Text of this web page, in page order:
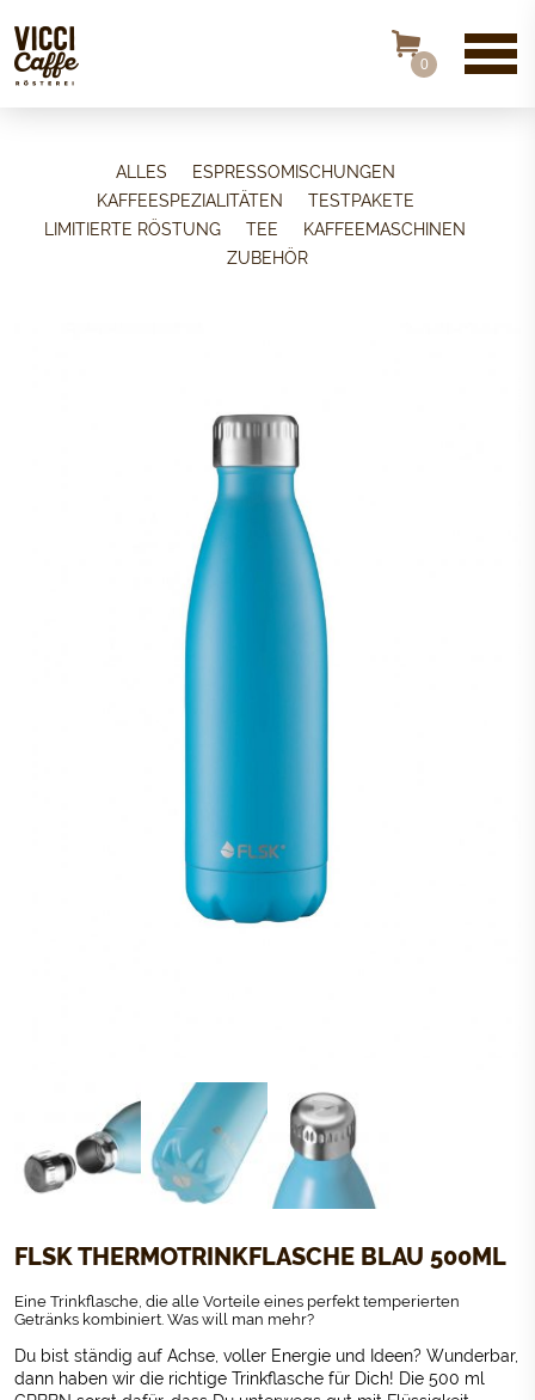
0
ALLES
ESPRESSOMISCHUNGEN
KAFFEESPEZIALITÄTEN
TESTPAKETE
LIMITIERTE RÖSTUNG
TEE
KAFFEEMASCHINEN
ZUBEHÖR
FLSK THERMOTRINKFLASCHE BLAU 500ML
Eine Trinkflasche, die alle Vorteile eines perfekt temperierten
Getränks kombiniert. Was will man mehr?
Du bist ständig auf Achse, voller Energie und Ideen? Wunderbar,
dann haben wir die richtige Trinkflasche für Dich! Die 500 ml